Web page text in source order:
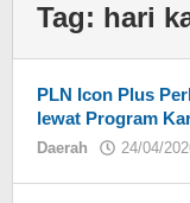
Tag: hari
PLN Icon Plus
lewat Program
Daerah 24/04/